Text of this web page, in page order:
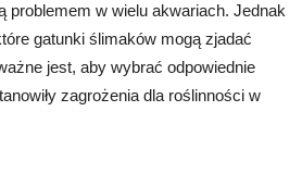
problemem w wielu akwariach. Jednak
gatunki ślimaków mogą zjadać
jest, aby wybrać odpowiednie
zagrożenia dla roślinności w